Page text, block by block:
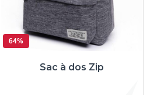
64%
Sac à dos Zip